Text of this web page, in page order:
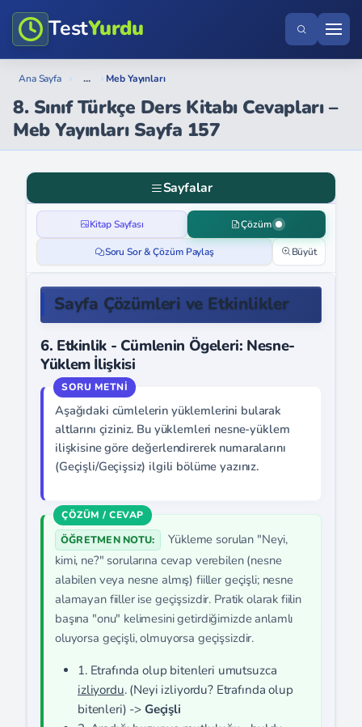
TestYurdu
Ana Sayfa › ... › Meb Yayınları
8. Sınıf Türkçe Ders Kitabı Cevapları –
Meb Yayınları Sayfa 157
Sayfalar
Kitap Sayfası Çözüm
Soru Sor & Çözüm Paylaş Büyüt
Sayfa Çözümleri ve Etkinlikler
6. Etkinlik - Cümlenin Ögeleri: Nesne-
Yüklem İlişkisi
Aşağıdaki cümlelerin yüklemlerini bularak
altlarını çiziniz. Bu yüklemleri nesne-yüklem
ilişkisine göre değerlendirerek numaralarını
(Geçişli/Geçişsiz) ilgili bölüme yazınız.
ÖĞRETMEN NOTU:
Yükleme sorulan "Neyi,
kimi, ne?" sorularına cevap verebilen (nesne
alabilen veya nesne almış) fiiller geçişli; nesne
alamayan fiiller ise geçişsizdir. Pratik olarak fiilin
başına "onu" kelimesini getirdiğimizde anlamlı
oluyorsa geçişli, olmuyorsa geçişsizdir.
1. Etrafında olup bitenleri umutsuzca
izliyordu. (Neyi izliyordu? Etrafında olup
bitenleri) -> Geçişli